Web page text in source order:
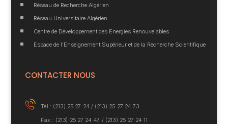
^ Réseau de Recherche Algérien
^ Réseau Universitaire Algérien
^ Centre de Développement des Energies Renouvelables
^ Espace de l’Enseignement Supérieur et de la Recherche Scientifique
CONTACTER NOUS
Tél : (213) 25 27 24 / (213) 25 27 24 73
Fax : (213) 25 27 24 47 / (213) 25 27 24 11